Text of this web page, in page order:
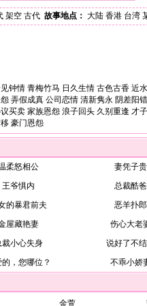
架空 古代 故事地点： 大陆 香港 台湾
钟情 青梅竹马 日久生情 古色古香 近
弄假成真 公司恋情 清新隽永 阴差阳错
买卖 家族恩怨 浪子回头 久别重逢 才
豪门恩怨
柔怒相公
妻凭子贵
王爷惧内
总裁酷爸
的暴君前夫
恶羊扑郎
屋藏艳妻
伤心大老
裁小心失身
说好了不
，您哪位？ 不乖小娇
金萱